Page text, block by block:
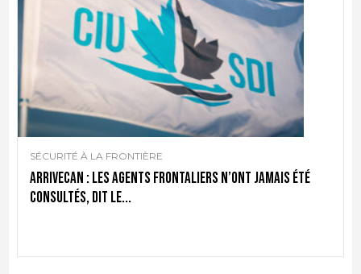
SÉCURITÉ À LA FRONTIÈRE
ArriveCAN : Les agents frontaliers n’ont jamais été
consultés, dit le...